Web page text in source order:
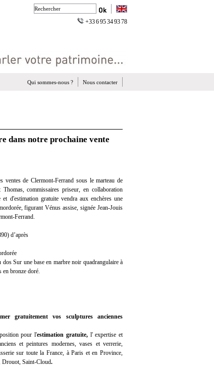
+33 6 95 34 93 78
Nous contacter
Qui sommes-nous ?
dans notre prochaine vente
ventes de Clermont-Ferrand sous le marteau de
commissaires priseur, en collaboration
et d'estimation gratuite vendra aux enchères une
figurant Vénus assise, signée Jean-Jouis
Ferrand.
d’après
Sur une base en marbre noir quadrangulaire à
en bronze doré.
gratuitement vos sculptures anciennes
pour l'estimation gratuite, l'expertise et
et peintures modernes, vases et verrerie,
sur toute la France, à Paris et en Province,
Drouot, Saint-Cloud.